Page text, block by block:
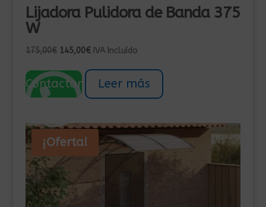
Lijadora Pulidora de Banda 375
W
175,00€ El
original
era:
145,00€El
actual
es:
IVA Incluído
Contactar Leer más
¡Oferta!